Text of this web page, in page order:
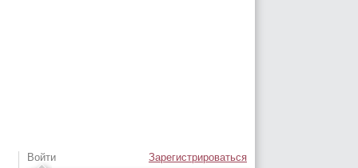
Войти Зарегистрироваться